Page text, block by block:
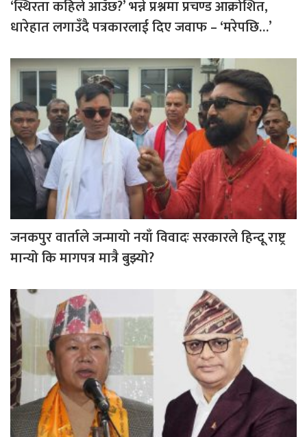
‘स्थिरता कहिले आउँछ?’ भन्ने प्रश्नमा प्रचण्ड आक्रोशित,
धारेहात लगाउँदै पत्रकारलाई दिए जवाफ – ‘मरेपछि…’
जनकपुर वार्ताले जन्मायो नयाँ विवादः सरकारले हिन्दू राष्ट्र
मान्यो कि मागपत्र मात्रै बुझ्यो?